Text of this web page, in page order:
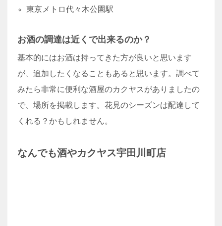
東京メトロ代々木公園駅
お酒の調達は近くで出来るのか？
基本的にはお酒は持ってきた方が良いと思います
が、追加したくなることもあると思います。調べて
みたら非常に便利な酒屋のカクヤスがありましたの
で、場所を掲載します。花見のシーズンは配達して
くれる？かもしれません。
なんでも酒やカクヤス宇田川町店